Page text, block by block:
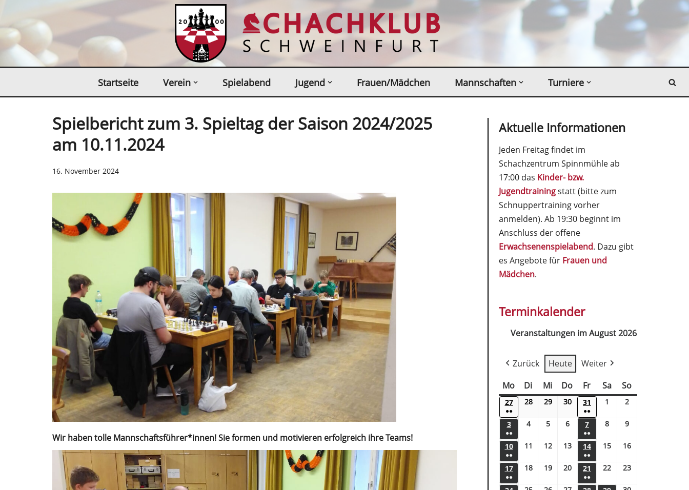
Zum
Inhalt
springen
Startseite Verein Spielabend Jugend Frauen/Mädchen Mannschaften Turniere
Spielbericht zum 3. Spieltag der Saison 2024/2025
am 10.11.2024
16. November 2024
Wir haben tolle Mannschaftsführer*innen! Sie formen und motivieren erfolgreich ihre Teams!
Aktuelle Informationen
Jeden Freitag findet im
Schachzentrum Spinnmühle ab
17:00 das Kinder- bzw.
Jugendtrainingstatt (bitte zum
Schnuppertraining vorher
anmelden). Ab 19:30 beginnt im
Anschluss der offene
Erwachsenenspielabend. Dazu gibt
es Angebote für Frauen und
Mädchen.
Terminkalender
Veranstaltungen im August 2026
Zurück Heute
Weiter
Mo
Di Mi Do Fr Sa So
27
●●
28 29 30 31
●●
1 2
3
●●
4 5 6 7
●●
8 9
10
●●
11 12 13 14
●●
15 16
17
●●
18 19 20 21
●●
22 23